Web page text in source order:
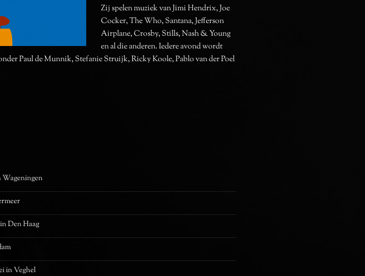
Zij spelen muziek van Jimi Hendrix, Joe
Cocker, The Who, Santana, Jefferson
Airplane, Crosby, Stills, Nash & Young
en al die anderen. Iedere avond wordt
Paul de Munnik, Stefanie Struijk, Ricky Koole, Pablo van der Poel
Den Haag
in Veghel